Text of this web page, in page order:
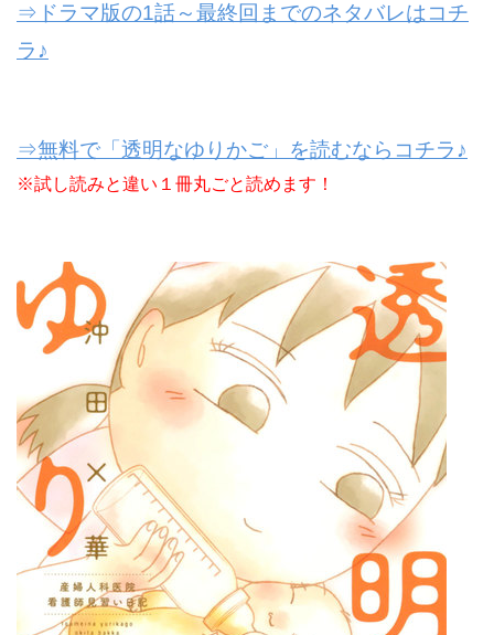
⇒ドラマ版の1話～最終回までのネタバレはコチ
ラ♪
⇒無料で「透明なゆりかご」を読むならコチラ♪
※試し読みと違い１冊丸ごと読めます！